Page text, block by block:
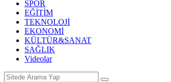
SPOR
EĞİTİM
TEKNOLOJİ
EKONOMİ
KÜLTÜR&SANAT
SAĞLIK
Videolar